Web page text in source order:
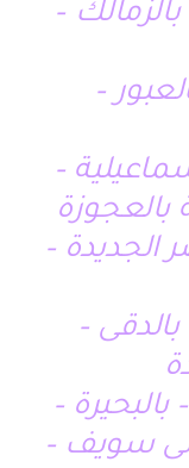
–
–
–
بالعجوزة
الجديدة –
بالدقى –
–
سويف –